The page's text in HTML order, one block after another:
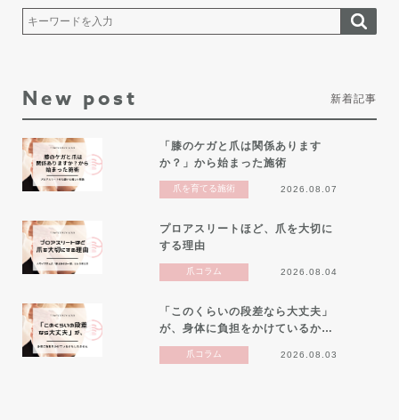
New post 新着記事
「膝のケガと爪は関係あります
か？」から始まった施術
爪を育てる施術 2026.08.07
プロアスリートほど、爪を大切に
する理由
爪コラム 2026.08.04
「このくらいの段差なら大丈夫」
が、身体に負担をかけているか…
爪コラム 2026.08.03